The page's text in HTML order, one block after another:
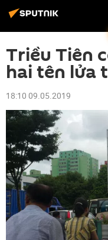
Triều Tiên
hai tên lửa
18:10 09.05.2019